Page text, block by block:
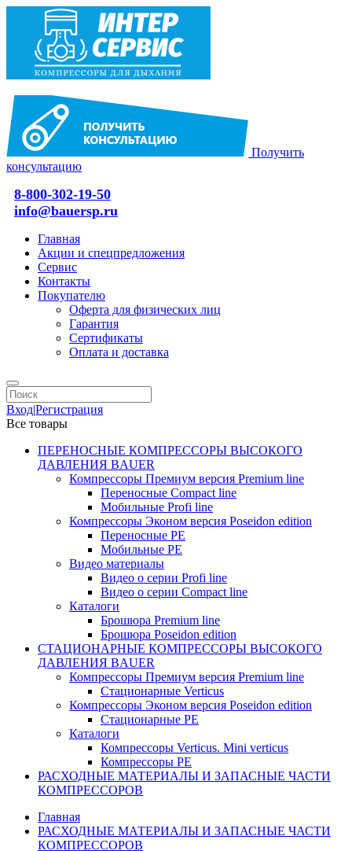
Получить
консультацию
8-800-302-19-50
info@bauersp.ru
Главная
Акции и спецпредложения
Сервис
Контакты
Покупателю
Оферта для физических лиц
Гарантия
Сертификаты
Оплата и доставка
Вход|Регистрация
Все товары
ПЕРЕНОСНЫЕ КОМПРЕССОРЫ ВЫСОКОГО
ДАВЛЕНИЯ BAUER
Компрессоры Премиум версия Premium line
Переносные Compact line
Мобильные Profi line
Компрессоры Эконом версия Poseidon edition
Переносные PE
Мобильные PE
Видео материалы
Видео о серии Profi line
Видео о серии Compact line
Каталоги
Брошюра Premium line
Брошюра Poseidon edition
СТАЦИОНАРНЫЕ КОМПРЕССОРЫ ВЫСОКОГО
ДАВЛЕНИЯ BAUER
Компрессоры Премиум версия Premium line
Стационарные Verticus
Компрессоры Эконом версия Poseidon edition
Стационарные PE
Каталоги
Компрессоры Verticus. Mini verticus
Компрессоры PE
РАСХОДНЫЕ МАТЕРИАЛЫ И ЗАПАСНЫЕ ЧАСТИ
КОМПРЕССОРОВ
Главная
РАСХОДНЫЕ МАТЕРИАЛЫ И ЗАПАСНЫЕ ЧАСТИ
КОМПРЕССОРОВ